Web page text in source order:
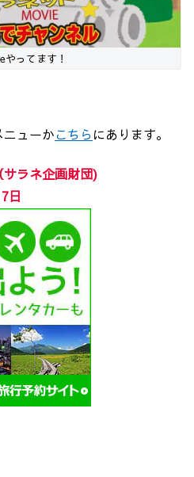
やってます！
ューかこちら にあります。
ネ企画財団)
日